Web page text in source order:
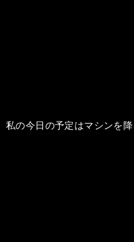
私の今日の予定はマシンを